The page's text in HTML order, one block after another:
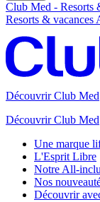
Club Med - Resorts
Resorts &
Découvrir Club Med
Découvrir Club Med
Une marque
L'Esprit Libre
Notre All-
Nos
Découvrir